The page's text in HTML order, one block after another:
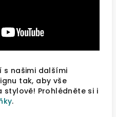
našimi dalšími
tak, aby vše
Prohlédněte si i
.